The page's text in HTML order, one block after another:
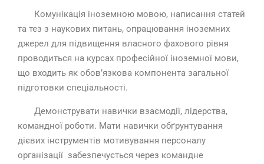
Комунікація іноземною мовою, написання статей
та тез з наукових питань, опрацювання іноземних
джерел для підвищення власного фахового рівня
проводиться на курсах професійної іноземної мови,
що входить як обов’язкова компонента загальної
підготовки спеціальності.
Демонструвати навички взаємодії, лідерства,
командної роботи. Мати навички обґрунтування
дієвих інструментів мотивування персоналу
організації забезпечується через командне